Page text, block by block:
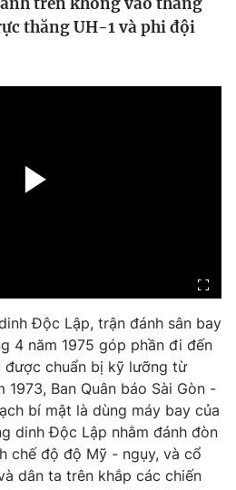
lai
thăng UH-1 và phi đội
Độc Lập, trận đánh sân bay
4 năm 1975 góp phần đi đến
được chuẩn bị kỹ lưỡng từ
Ban Quân báo Sài Gòn -
bí mật là dùng máy bay của
dinh Độc Lập nhằm đánh đòn
chế độ độ Mỹ - ngụy, và cổ
dân ta trên khắp các chiến